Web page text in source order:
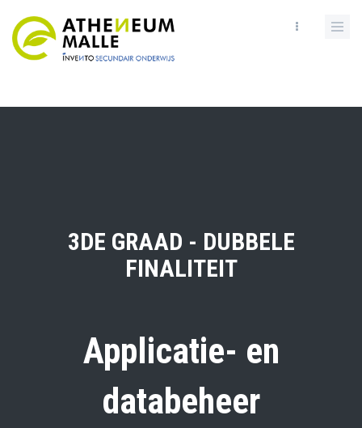
main
3DE GRAAD - DUBBELE
FINALITEIT
Applicatie- en
databeheer